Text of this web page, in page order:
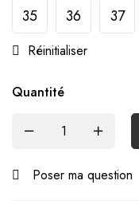
35 36 37
Réinitialiser
Quantité
Poser ma question